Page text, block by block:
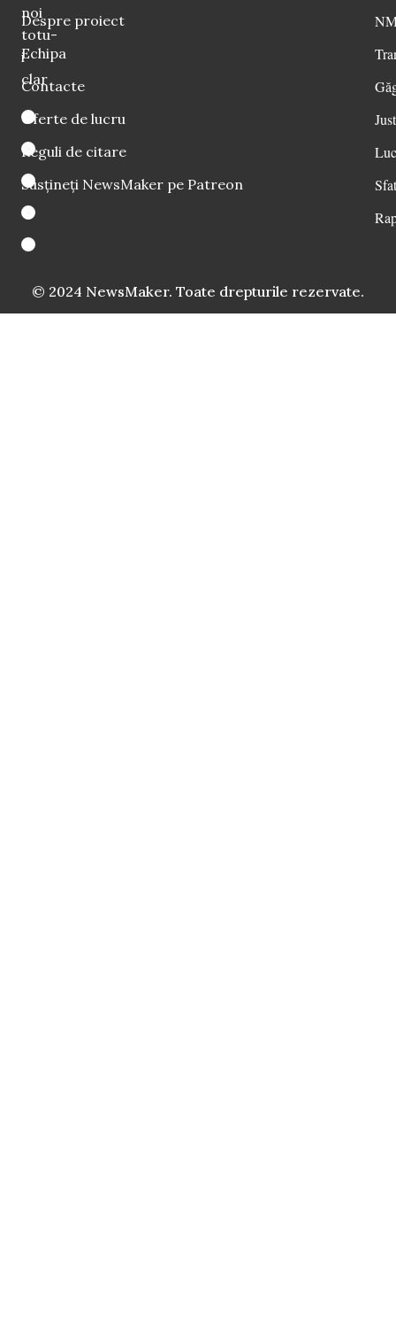
noi
totu-
i
clar
Despre proiect
Echipa
Contacte
Oferte de lucru
Reguli de citare
Susțineți NewsMaker pe Patreon
© 2024 NewsMaker. Toate drepturile rezervate.